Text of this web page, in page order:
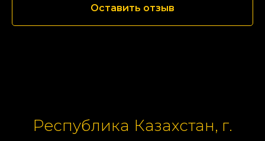
Оставить отзыв
Республика Казахстан, г.